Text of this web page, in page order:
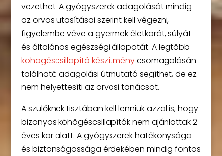
vezethet. A gyógyszerek adagolását mindig
az orvos utasításai szerint kell végezni,
figyelembe véve a gyermek életkorát, súlyát
és általános egészségi állapotát. A legtöbb
köhögéscsillapító készítménycsomagolásán
található adagolási útmutató segíthet, de ez
nem helyettesíti az orvosi tanácsot.
A szülőknek tisztában kell lenniük azzal is, hogy
bizonyos köhögéscsillapítók nem ajánlottak 2
éves kor alatt. A gyógyszerek hatékonysága
és biztonságossága érdekében mindig fontos